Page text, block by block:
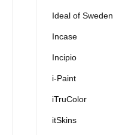
Ideal of Sweden
Incase
Incipio
i-Paint
iTruColor
itSkins